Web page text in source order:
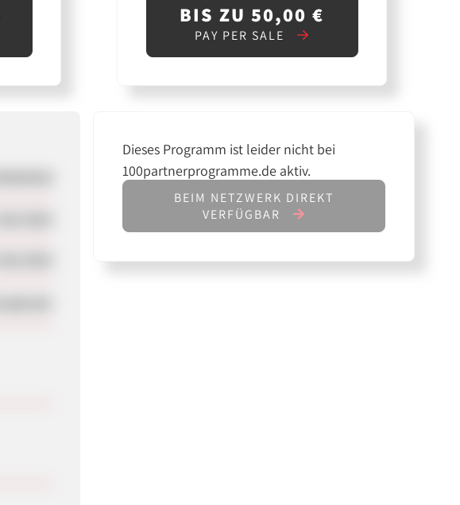
BIS ZU 50,00 €
PAY PER SALE
Dieses Programm ist leider nicht bei
100partnerprogramme.de aktiv.
BEIM NETZWERK DIREKT
VERFÜGBAR